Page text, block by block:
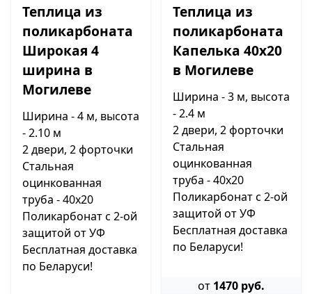
Теплица из
поликарбоната
Широкая 4
ширина в
Могилеве
Ширина - 4 м, высота
- 2.10 м
2 двери, 2 форточки
Стальная
оцинкованная
труба - 40х20
Поликарбонат с 2-ой
защитой от УФ
Бесплатная доставка
по Беларуси!
Теплица из
поликарбоната
Капелька 40х20
в Могилеве
Ширина - 3 м, высота
- 2.4 м
2 двери, 2 форточки
Стальная
оцинкованная
труба - 40х20
Поликарбонат с 2-ой
защитой от УФ
Бесплатная доставка
по Беларуси!
от 1470 руб.